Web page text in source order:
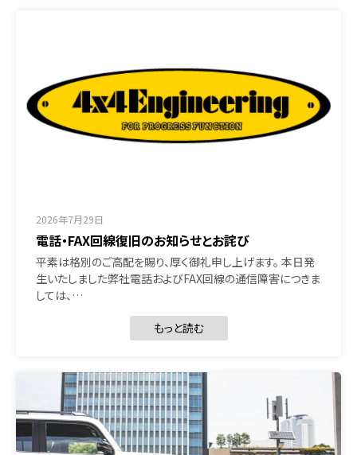
2026年7月29日
電話・FAX回線復旧のお知らせとお詫び
平素は格別のご高配を賜り、厚く御礼申し上げます。 本日発
生いたしました弊社電話およびFAX回線の通信障害につきま
しては、…
もっと読む